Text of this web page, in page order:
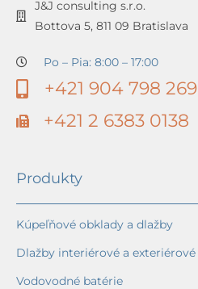
J&J consulting s.r.o.
Bottova 5, 811 09 Bratislava
Po – Pia: 8:00 – 17:00
+421 904 798 269
+421 2 6383 0138
Produkty
Kúpeľňové obklady a dlažby
Dlažby interiérové a exteriérové
Vodovodné batérie